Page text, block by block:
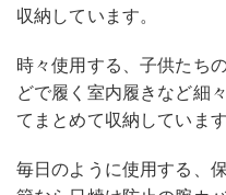
収納しています。
時々使用する、子供たち
どで履く室内履きなど細
てまとめて収納しています
毎日のように使用する、